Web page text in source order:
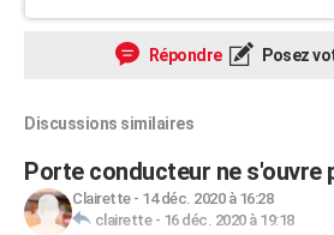
Répondre Posez
Discussions similaires
Porte conducteur ne s'ouvre
Clairette- 14 déc. 2020 à 16:28
clairette- 16 déc. 2020 à 19:18